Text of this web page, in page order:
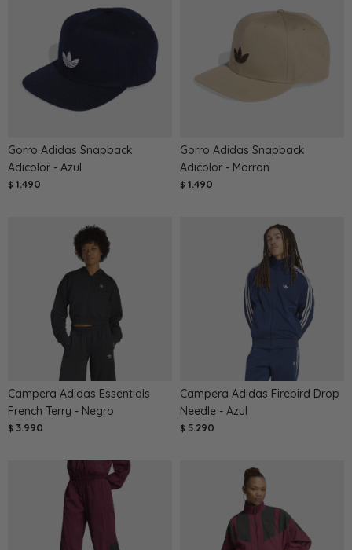
Gorro Adidas Snapback
Adicolor - Azul
$ 1.490
Gorro Adidas Snapback
Adicolor - Marron
$ 1.490
Campera Adidas Essentials
French Terry - Negro
$ 3.990
Campera Adidas Firebird Drop
Needle - Azul
$ 5.290